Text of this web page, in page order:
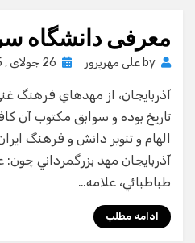
معرفی دانشگاه
by علی مهرپرور
Posted
26 جولای , 2015
آذربايجان، از مهد‌هاي فرهنگ
تاريخ بوده و سوابق مكتوب آن
الهام و تنوير دانش و فرهنگ
آذربايجان مهد بزرگمرداني
طباطبائي، علامه…
ادامه مطلب